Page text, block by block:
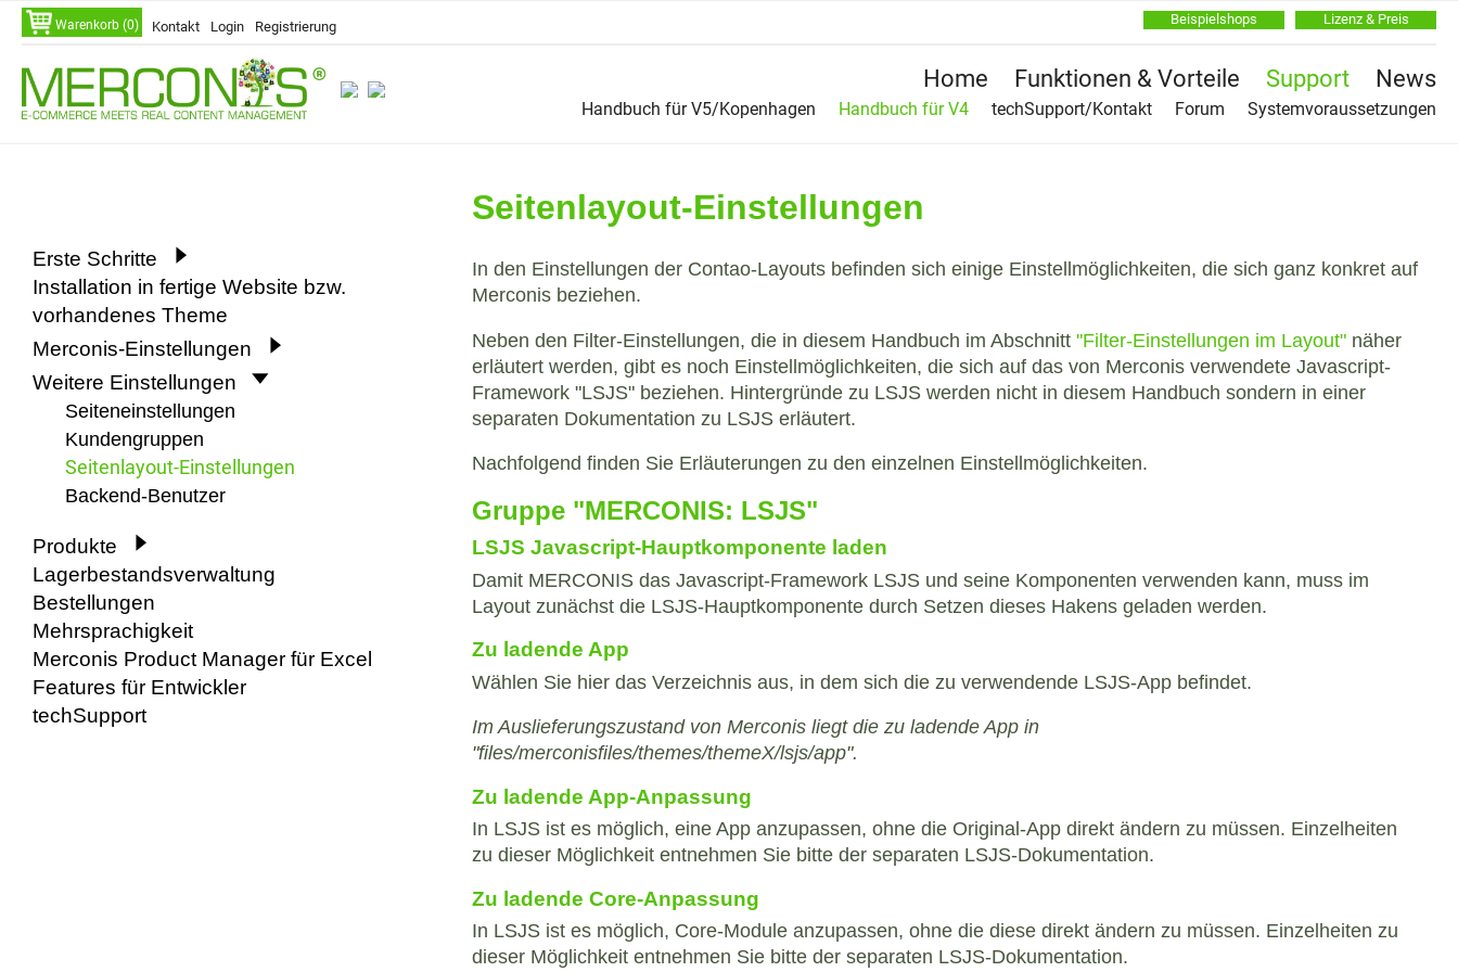
Warenkorb (0)
Navigation
überspringen
Kontakt Login Registrierung Beispielshops Lizenz & Preis
Home Funktionen & Vorteile Support News
Handbuch für V5/Kopenhagen Handbuch für V4 techSupport/Kontakt Forum Systemvoraussetzungen
Seitenlayout-Einstellungen
In den Einstellungen der Contao-Layouts befinden sich einige Einstellmöglichkeiten, die sich ganz konkret auf
Merconis beziehen.
Neben den Filter-Einstellungen, die in diesem Handbuch im Abschnitt"Filter-Einstellungen im Layout" näher
erläutert werden, gibt es noch Einstellmöglichkeiten, die sich auf das von Merconis verwendete Javascript-
Framework "LSJS" beziehen. Hintergründe zu LSJS werden nicht in diesem Handbuch sondern in einer
separaten Dokumentation zu LSJS erläutert.
Nachfolgend finden Sie Erläuterungen zu den einzelnen Einstellmöglichkeiten.
Gruppe "MERCONIS: LSJS"
LSJS Javascript-Hauptkomponente laden
Damit MERCONIS das Javascript-Framework LSJS und seine Komponenten verwenden kann, muss im
Layout zunächst die LSJS-Hauptkomponente durch Setzen dieses Hakens geladen werden.
Zu ladende App
Wählen Sie hier das Verzeichnis aus, in dem sich die zu verwendende LSJS-App befindet.
Im Auslieferungszustand von Merconis liegt die zu ladende App in
"files/merconisfiles/themes/themeX/lsjs/app".
Zu ladende App-Anpassung
In LSJS ist es möglich, eine App anzupassen, ohne die Original-App direkt ändern zu müssen. Einzelheiten
zu dieser Möglichkeit entnehmen Sie bitte der separaten LSJS-Dokumentation.
Zu ladende Core-Anpassung
In LSJS ist es möglich, Core-Module anzupassen, ohne die diese direkt ändern zu müssen. Einzelheiten zu
dieser Möglichkeit entnehmen Sie bitte der separaten LSJS-Dokumentation.
Navigation
überspringen
Erste Schritte
Installation in fertige Website bzw.
vorhandenes Theme
Merconis-Einstellungen
Weitere Einstellungen
Seiteneinstellungen
Kundengruppen
Seitenlayout-Einstellungen
Backend-Benutzer
Produkte
Lagerbestandsverwaltung
Bestellungen
Mehrsprachigkeit
Merconis Product Manager für Excel
Features für Entwickler
techSupport